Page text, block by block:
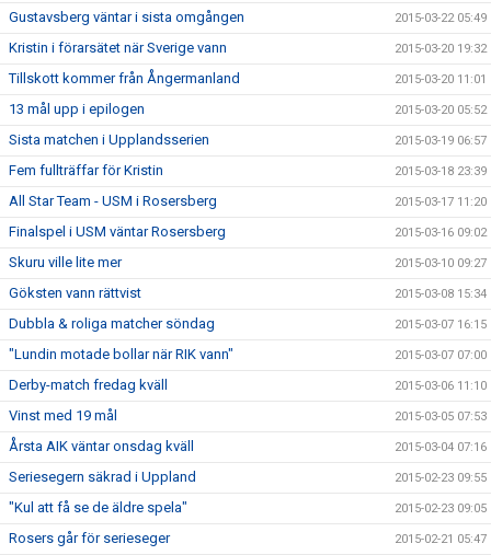
Gustavsberg väntar i sista omgången 2015-03-22 05:49
Kristin i förarsätet när Sverige vann 2015-03-20 19:32
Tillskott kommer från Ångermanland 2015-03-20 11:01
13 mål upp i epilogen 2015-03-20 05:52
Sista matchen i Upplandsserien 2015-03-19 06:57
Fem fullträffar för Kristin 2015-03-18 23:39
All Star Team - USM i Rosersberg 2015-03-17 11:20
Finalspel i USM väntar Rosersberg 2015-03-16 09:02
Skuru ville lite mer 2015-03-10 09:27
Göksten vann rättvist 2015-03-08 15:34
Dubbla & roliga matcher söndag 2015-03-07 16:15
"Lundin motade bollar när RIK vann" 2015-03-07 07:00
Derby-match fredag kväll 2015-03-06 11:10
Vinst med 19 mål 2015-03-05 07:53
Årsta AIK väntar onsdag kväll 2015-03-04 07:16
Seriesegern säkrad i Uppland 2015-02-23 09:55
"Kul att få se de äldre spela" 2015-02-23 09:05
Rosers går för serieseger 2015-02-21 05:47